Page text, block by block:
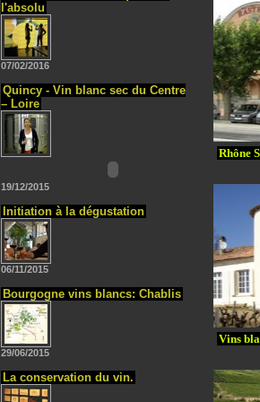
l'absolu
07/02/2016
Quincy - Vin blanc sec du Centre
– Loire
19/12/2015
Initiation à la dégustation
06/11/2015
Bourgogne vins blancs: Chablis
29/06/2015
La conservation du vin.
Rhône
Vins